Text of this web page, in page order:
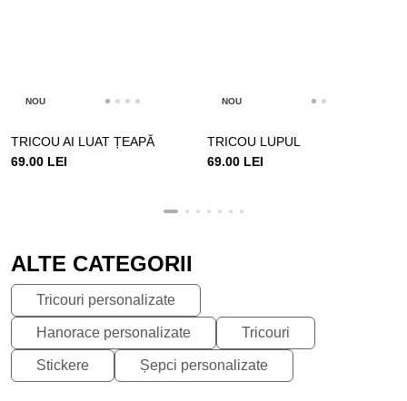
NOU
TRICOU AI LUAT ȚEAPĂ
69.00 LEI
NOU
TRICOU LUPUL
69.00 LEI
ALTE CATEGORII
Tricouri personalizate
Hanorace personalizate Tricouri
Stickere Șepci personalizate